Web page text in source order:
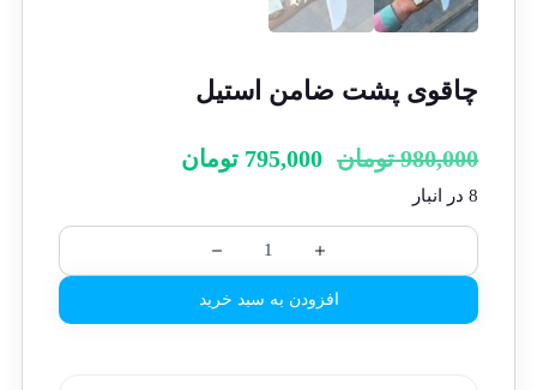
چاقوی پشت ضامن استیل
980,000 تومان 795,000 تومان
8 در انبار
افزودن به سبد خرید